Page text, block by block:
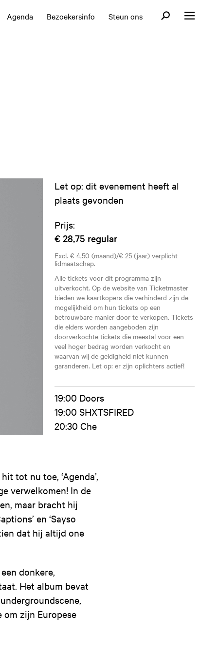
Agenda Bezoekersinfo Steun ons OpenOpen menu
Let op: dit evenement heeft al
plaats gevonden
Prijs:
€ 28,75 regular
Excl. € 4,50 (maand)/€ 25 (jaar) verplicht
lidmaatschap.
Alle tickets voor dit programma zijn
uitverkocht. Op de website van Ticketmaster
bieden we kaartkopers die verhinderd zijn de
mogelijkheid om hun tickets op een
betrouwbare manier door te verkopen. Tickets
die elders worden aangeboden zijn
doorverkochte tickets die meestal voor een
veel hoger bedrag worden verkocht en
waarvan wij de geldigheid niet kunnen
garanderen. Let op: er zijn oplichters actief!
19:00 Doors
19:00 SHXTSFIRED
20:30 Che
tot nu toe, ‘Agenda’,
verwelkomen! In de
maar bracht hij
en ‘Sayso
dat hij altijd one
donkere,
Het album bevat
om zijn Europese